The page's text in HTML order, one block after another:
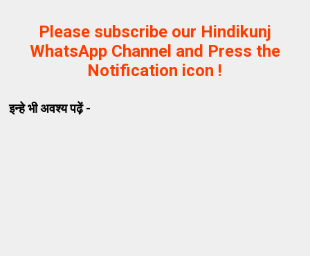
Please subscribe our Hindikunj
WhatsApp Channel and Press the
Notification icon !
इन्हे भी अवश्य पढ़ें -